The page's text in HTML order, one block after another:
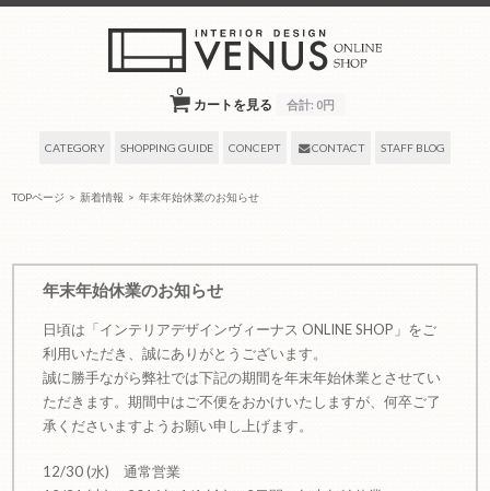
カートを見る
0
合計: 0円
CATEGORY SHOPPING GUIDE CONCEPT CONTACT STAFF BLOG
TOPページ >新着情報 >年末年始休業のお知らせ
年末年始休業のお知らせ
日頃は「インテリアデザインヴィーナス ONLINE SHOP」をご
利用いただき、誠にありがとうございます。
誠に勝手ながら弊社では下記の期間を年末年始休業とさせてい
ただきます。期間中はご不便をおかけいたしますが、何卒ご了
承くださいますようお願い申し上げます。
12/30 (水) 通常営業